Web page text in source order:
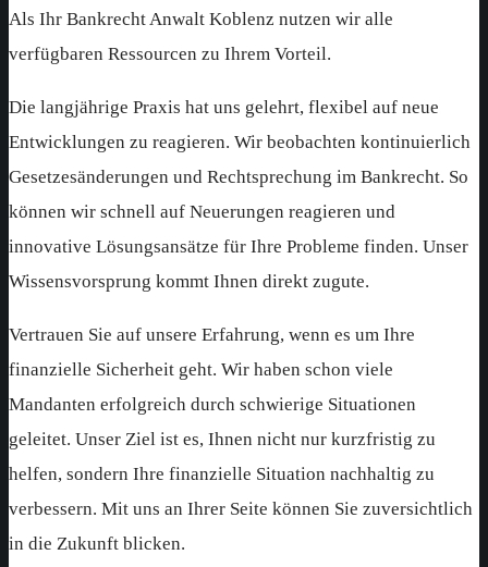
Als Ihr Bankrecht Anwalt Koblenz nutzen wir alle
verfügbaren Ressourcen zu Ihrem Vorteil.
Die langjährige Praxis hat uns gelehrt, flexibel auf neue
Entwicklungen zu reagieren. Wir beobachten kontinuierlich
Gesetzesänderungen und Rechtsprechung im Bankrecht. So
können wir schnell auf Neuerungen reagieren und
innovative Lösungsansätze für Ihre Probleme finden. Unser
Wissensvorsprung kommt Ihnen direkt zugute.
Vertrauen Sie auf unsere Erfahrung, wenn es um Ihre
finanzielle Sicherheit geht. Wir haben schon viele
Mandanten erfolgreich durch schwierige Situationen
geleitet. Unser Ziel ist es, Ihnen nicht nur kurzfristig zu
helfen, sondern Ihre finanzielle Situation nachhaltig zu
verbessern. Mit uns an Ihrer Seite können Sie zuversichtlich
in die Zukunft blicken.